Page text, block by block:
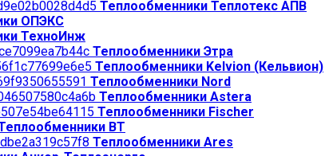
Теплообменники Теплотекс АПВ
ОПЭКС
ТехноИнж
Теплообменники Этра
Теплообменники Kelvion (Кельвион)
Теплообменники Nord
Теплообменники Astera
Теплообменники Fischer
ВТ
Теплообменники Ares